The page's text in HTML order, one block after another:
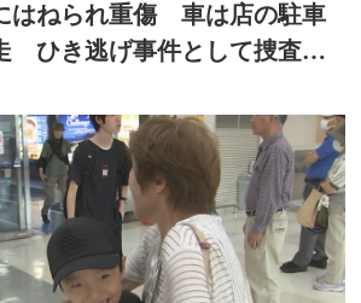
はねられ重傷 車は店の駐車
ひき逃げ事件として捜査